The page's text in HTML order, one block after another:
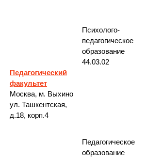
Педагогический
факультет
Москва, м. Выхино
ул. Ташкентская,
д.18, корп.4
Психолого-
педагогическое
образование
44.03.02
Педагогическое
образование